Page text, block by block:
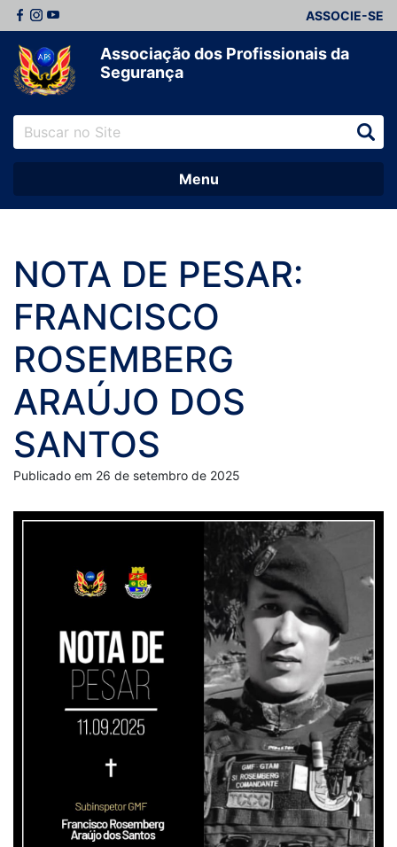
ASSOCIE-SE
Associação dos Profissionais da
Segurança
Menu
NOTA DE PESAR:
FRANCISCO
ROSEMBERG
ARAÚJO DOS
SANTOS
Publicado em 26 de setembro de 2025